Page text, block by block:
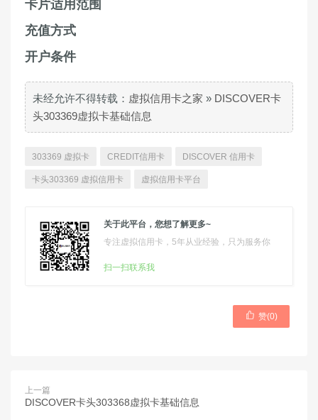
卡片适用范围
充值方式
开户条件
未经允许不得转载： 虚拟信用卡之家 » DISCOVER卡
头303369虚拟卡基础信息
303369 虚拟卡 CREDIT信用卡 DISCOVER 信用卡
卡头303369 虚拟信用卡 虚拟信用卡平台
关于此平台，您想了解更多~
专注虚拟信用卡，5年从业经验，只为服务你
扫一扫联系我
 赞(0)
上一篇
DISCOVER卡头303368虚拟卡基础信息